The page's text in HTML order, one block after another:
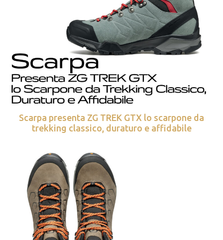
Scarpa presenta ZG TREK GTX lo scarpone da
trekking classico, duraturo e affidabile